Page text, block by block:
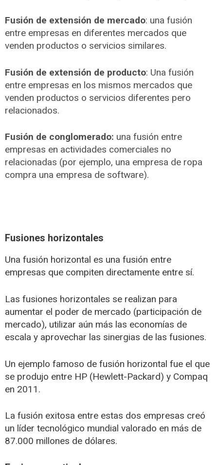
Fusión de extensión de mercado: una fusión
entre empresas en diferentes mercados que
venden productos o servicios similares.
Fusión de extensión de producto: Una fusión
entre empresas en los mismos mercados que
venden productos o servicios diferentes pero
relacionados.
Fusión de conglomerado: una fusión entre
empresas en actividades comerciales no
relacionadas (por ejemplo, una empresa de ropa
compra una empresa de software).
Fusiones horizontales
Una fusión horizontal es una fusión entre
empresas que compiten directamente entre sí.
Las fusiones horizontales se realizan para
aumentar el poder de mercado (participación de
mercado), utilizar aún más las economías de
escala y aprovechar las sinergias de las fusiones.
Un ejemplo famoso de fusión horizontal fue el que
se produjo entre HP (Hewlett-Packard) y Compaq
en 2011.
La fusión exitosa entre estas dos empresas creó
un líder tecnológico mundial valorado en más de
87.000 millones de dólares.